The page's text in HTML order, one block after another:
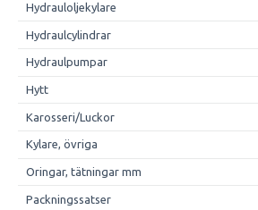
Hydrauloljekylare
Hydraulcylindrar
Hydraulpumpar
Hytt
Karosseri/Luckor
Kylare, övriga
Oringar, tätningar mm
Packningssatser